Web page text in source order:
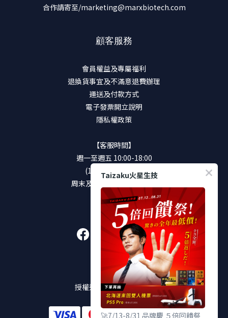
合作請寄至/marketing@marxbiotech.com
顧客服務
會員權益及專屬福利
退換貨事宜及不滿意退費辦理
運送及付款方式
電子發票開立說明
隱私權政策
【客服時間】
週一至週五 10:00-18:00
(12:00-13:00休息)
周末及國定假日將暫停服務
加入好友
販售通路
授權通路及實體販售店點
Taizaku火星生技
🚀7/13-8/31 品牌慶 ５倍回饋祭